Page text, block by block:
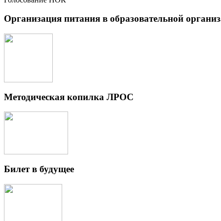
Организация питания в образовательной
Методическая копилка ЛРОС
Билет в будущее